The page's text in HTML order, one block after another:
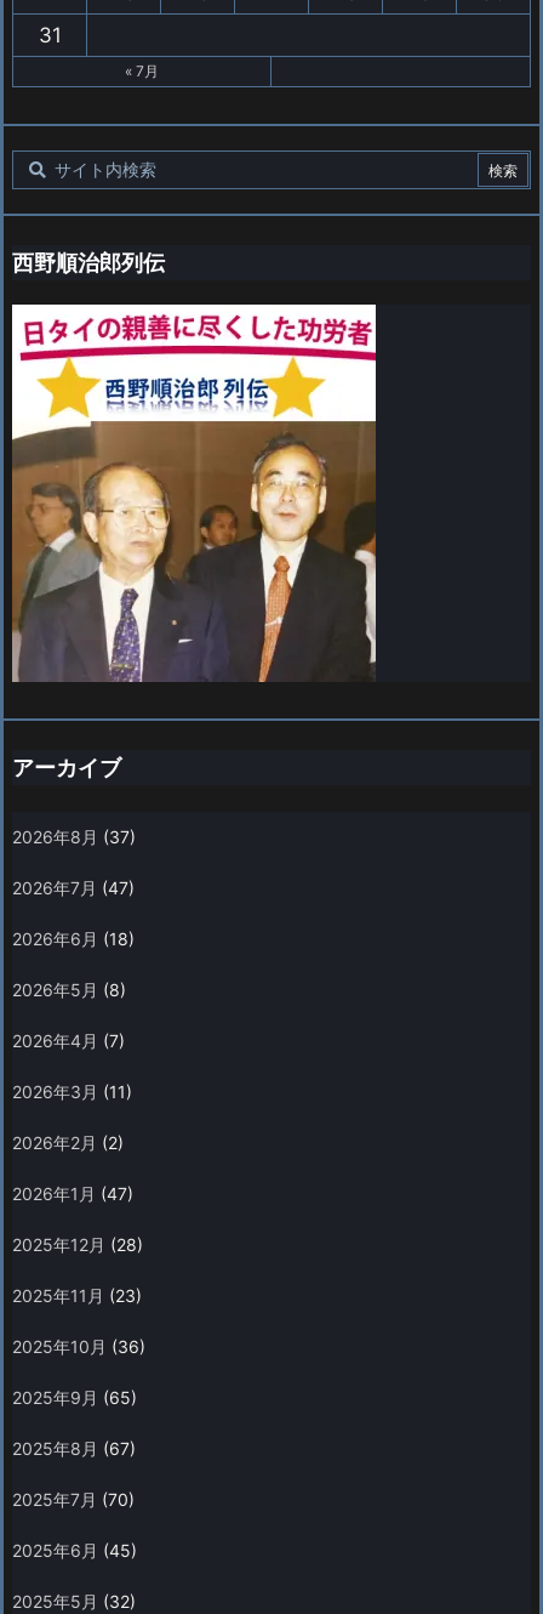
31
« 7月
西野順治郎列伝
アーカイブ
2026年8月 (37)
2026年7月 (47)
2026年6月 (18)
2026年5月 (8)
2026年4月 (7)
2026年3月 (11)
2026年2月 (2)
2026年1月 (47)
2025年12月 (28)
2025年11月 (23)
2025年10月 (36)
2025年9月 (65)
2025年8月 (67)
2025年7月 (70)
2025年6月 (45)
2025年5月 (32)